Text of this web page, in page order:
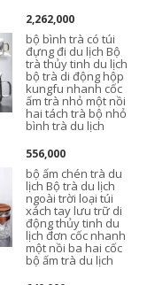
2,262,000
bộ bình trà có túi
đựng đi du lịch Bộ
trà thủy tinh du lịch
bộ trà di động hộp
kungfu nhanh cốc
ấm trà nhỏ một nồi
hai tách trà bộ nhỏ
bình trà du lịch
556,000
bộ ấm chén trà du
lịch Bộ trà du lịch
ngoài trời loại túi
xách tay lưu trữ di
động thủy tinh du
lịch đơn cốc nhanh
một nồi ba hai cốc
bộ ấm trà du lịch